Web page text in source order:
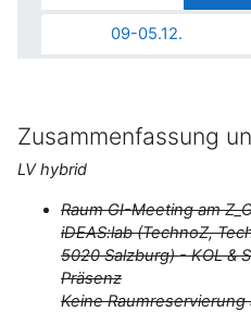
09-05.12.
Zusammenfassung
LV hybrid
Raum GI-Meeting am
iDEAS:lab (TechnoZ,
5020 Salzburg) - KOL &
Präsenz
Keine Raumreservierung